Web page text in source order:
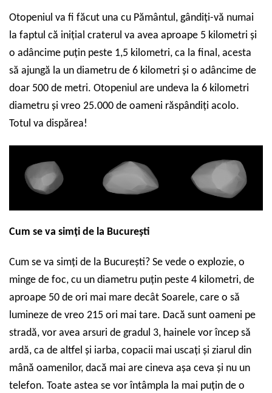
Otopeniul va fi făcut una cu Pământul, gândiți-vă numai
la faptul că inițial craterul va avea aproape 5 kilometri și
o adâncime puțin peste 1,5 kilometri, ca la final, acesta
să ajungă la un diametru de 6 kilometri și o adâncime de
doar 500 de metri. Otopeniul are undeva la 6 kilometri
diametru și vreo 25.000 de oameni răspândiți acolo.
Totul va dispărea!
Cum se va simți de la București
Cum se va simți de la București? Se vede o explozie, o
minge de foc, cu un diametru puțin peste 4 kilometri, de
aproape 50 de ori mai mare decât Soarele, care o să
lumineze de vreo 215 ori mai tare. Dacă sunt oameni pe
stradă, vor avea arsuri de gradul 3, hainele vorîncep să
ardă, ca de altfel și iarba, copacii mai uscați și ziarul din
mână oamenilor, dacă mai are cineva așa ceva și nu un
telefon. Toate astea se vorîntâmpla la mai puțin de o